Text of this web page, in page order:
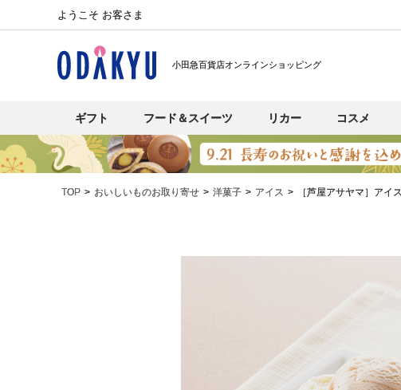
ようこそ お客さま
小田急百貨店オンラインショッピング
ギフト フード＆スイーツ リカー コスメ
TOP おいしいものお取り寄せ 洋菓子 アイス ［芦屋アサヤマ］アイ